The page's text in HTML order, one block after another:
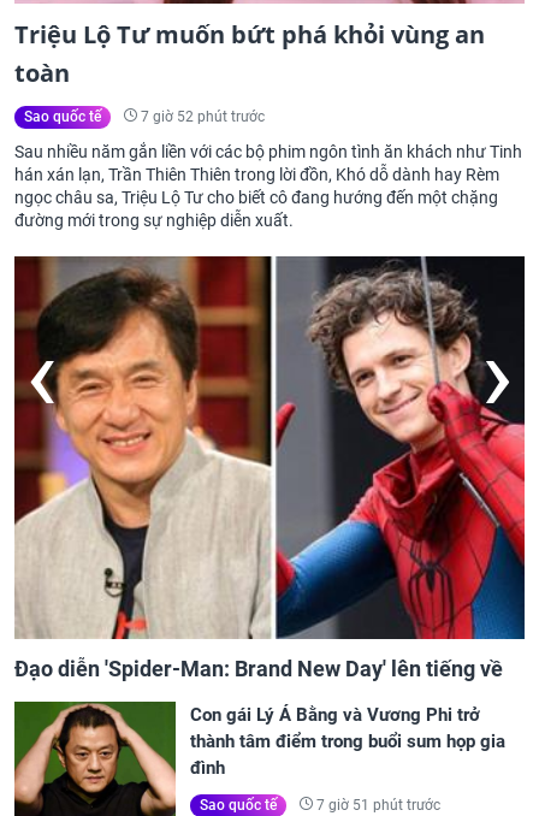
Triệu Lộ Tư muốn bứt phá khỏi vùng an
toàn
Sao quốc tế 7 giờ 52 phút trước
Sau nhiều năm gắn liền với các bộ phim ngôn tình ăn khách như Tinh
hán xán lạn, Trần Thiên Thiên trong lời đồn, Khó dỗ dành hay Rèm
ngọc châu sa, Triệu Lộ Tư cho biết cô đang hướng đến một chặng
đường mới trong sự nghiệp diễn xuất.
Day' lên tiếng về
Kể từ ngày mai, thứ Bảy 8/8/
mặt gọi tên', 3 con giáp lộc
sáng như trăng Rằm, chính
‹ ›
Con gái Lý Á Bằng và Vương Phi trở
thành tâm điểm trong buổi sum họp gia
đình
Sao quốc tế 7 giờ 51 phút trước